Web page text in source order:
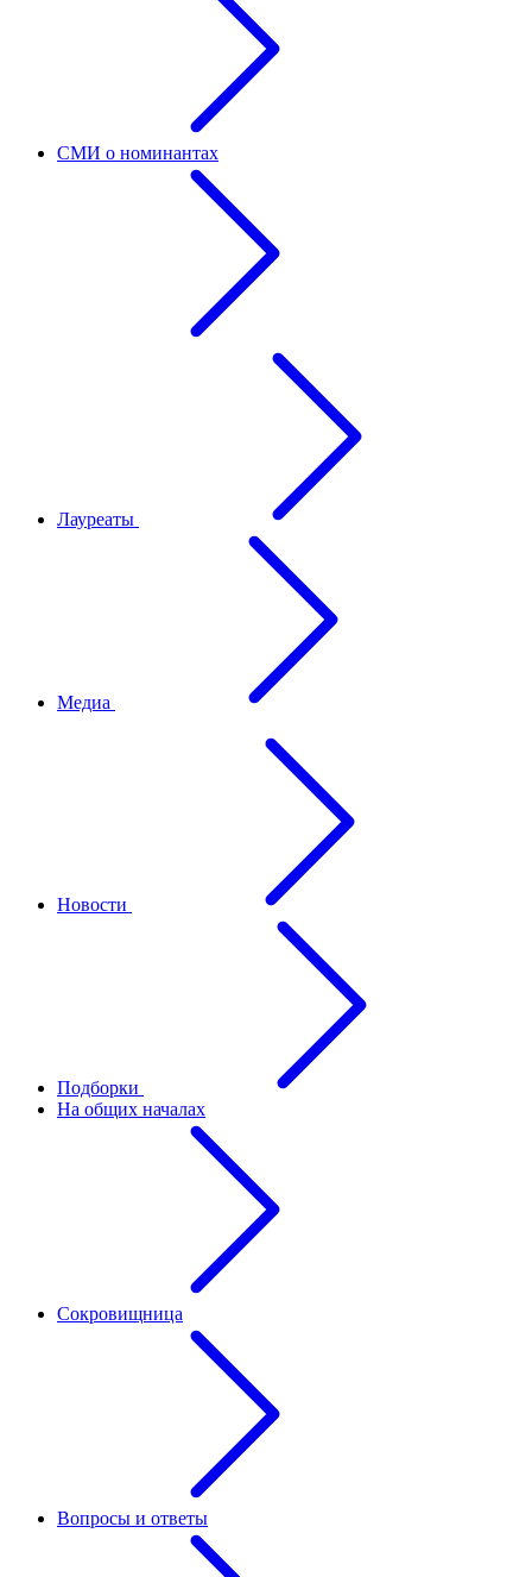
СМИ о номинантах
Лауреаты
Медиа
Новости
Подборки
На общих началах
Сокровищница
Вопросы и ответы